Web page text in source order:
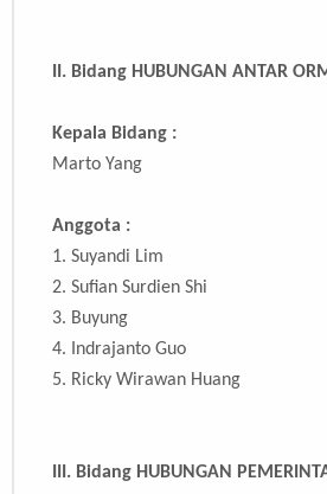
II. Bidang HUBUNGAN ANTAR
Kepala Bidang :
Marto Yang
Anggota :
1. Suyandi Lim
2. Sufian Surdien Shi
3. Buyung
4. Indrajanto Guo
5. Ricky Wirawan Huang
III. Bidang HUBUNGAN